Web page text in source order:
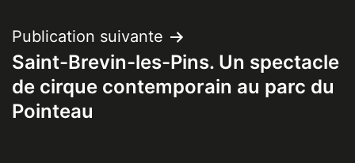
Publication suivante
Saint-Brevin-les-Pins. Un spectacle
de cirque contemporain au parc du
Pointeau